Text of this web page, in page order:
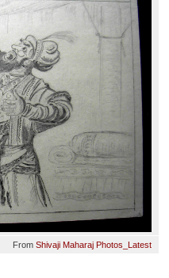
From Shivaji Maharaj Photos_Latest